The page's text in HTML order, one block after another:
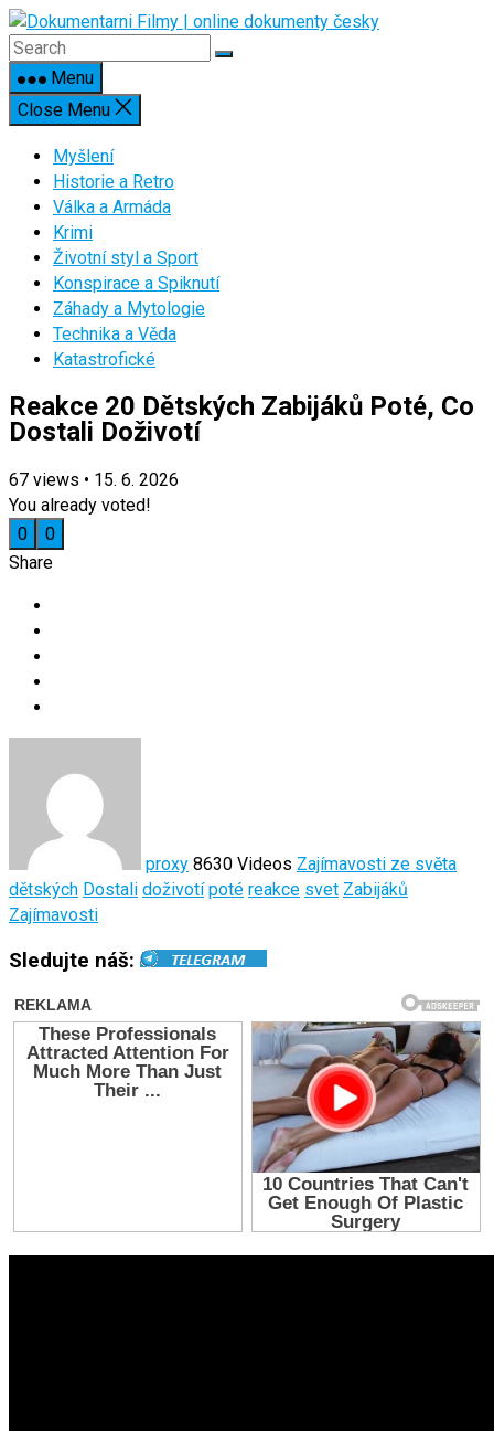
Skip
to
contentMenu
Close Menu
Myšlení
Historie a Retro
Válka a Armáda
Krimi
Životní styl a Sport
Konspirace a Spiknutí
Záhady a Mytologie
Technika a Věda
Katastrofické
Reakce 20 Dětských Zabijáků Poté, Co
Dostali Doživotí
67 views • 15. 6. 2026
You already voted!
0
0
Share
proxy 8630 Videos Zajímavosti ze světa
dětských Dostali doživotí poté reakce svet Zabijáků
Zajímavosti
Sledujte náš: